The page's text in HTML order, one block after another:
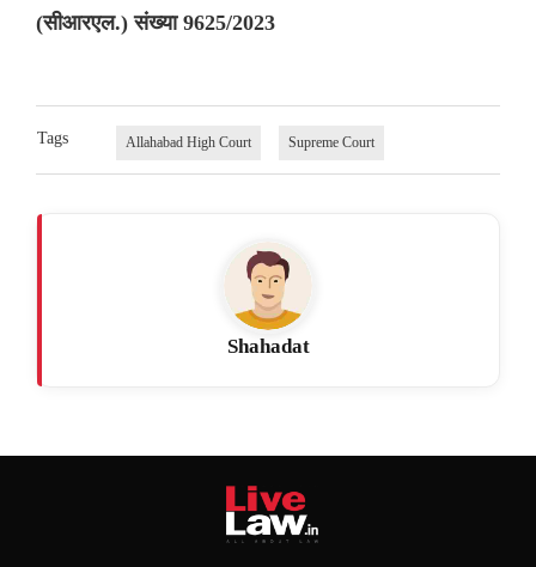
(सीआरएल.) संख्या 9625/2023
Tags Allahabad High Court Supreme Court
Shahadat